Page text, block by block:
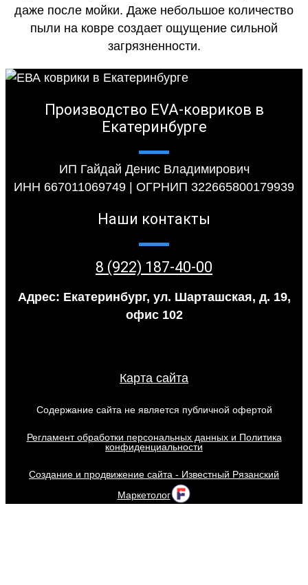
даже после мойки. Даже небольшое количество
пыли на ковре создает ощущение сильной
загрязненности.
Производство EVA-ковриков в
Екатеринбурге
ИП Гайдай Денис Владимирович
ИНН 667011069749 | ОГРНИП 322665800179939
Наши контакты
8 (922) 187-40-00
Адрес: Екатеринбург, ул. Шарташская, д. 19,
офис 102
Карта сайта
Содержание сайта не является публичной офертой
Регламент обработки персональных данных и Политика
конфиденциальности
Создание и продвижение сайта - Известный Рязанский
Маркетолог